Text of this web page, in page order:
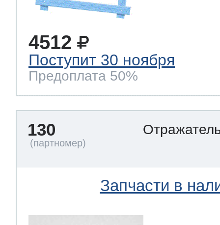
4512
Поступит 30 ноября
Предоплата 50%
130
Запчасти в